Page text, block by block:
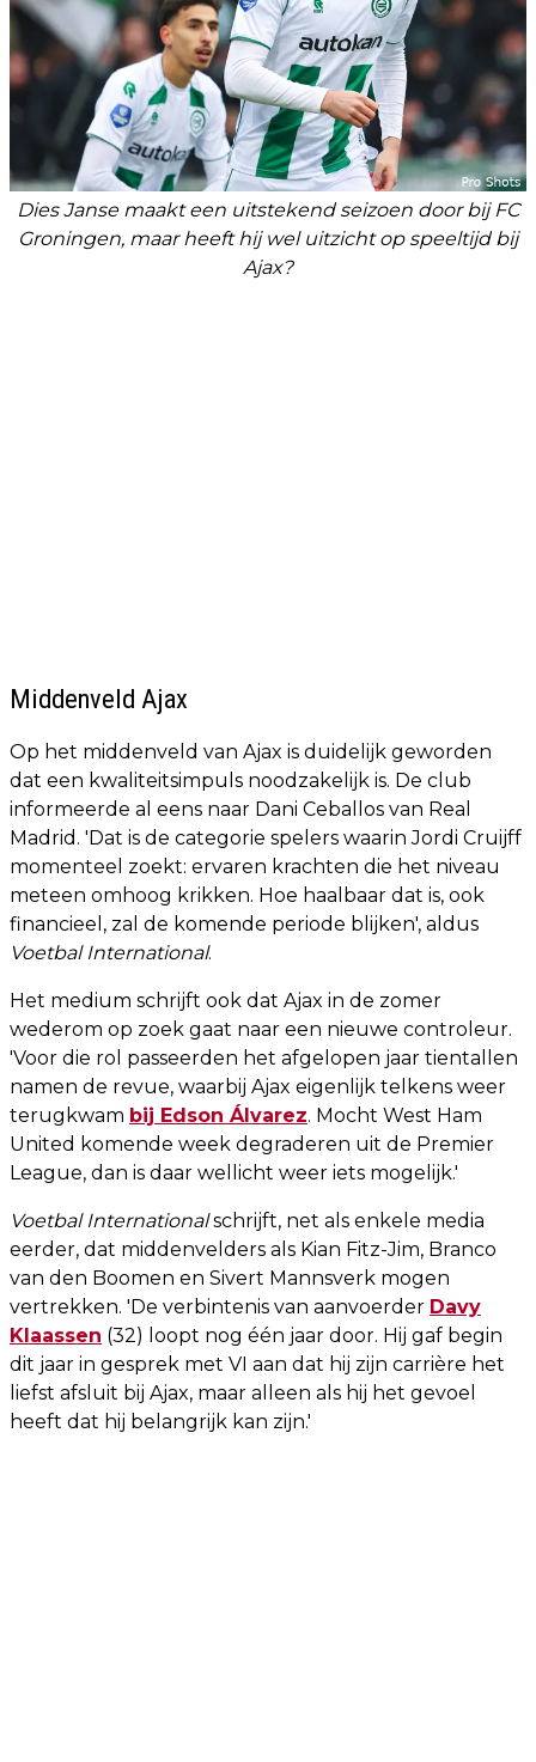
Dies Janse maakt een uitstekend seizoen door bij FC
Groningen, maar heeft hij wel uitzicht op speeltijd bij
Ajax?
Middenveld Ajax
Op het middenveld van Ajax is duidelijk geworden
dat een kwaliteitsimpuls noodzakelijk is. De club
informeerde al eens naar Dani Ceballos van Real
Madrid. 'Dat is de categorie spelers waarin Jordi Cruijff
momenteel zoekt: ervaren krachten die het niveau
meteen omhoog krikken. Hoe haalbaar dat is, ook
financieel, zal de komende periode blijken', aldus
Voetbal International.
Het medium schrijft ook dat Ajax in de zomer
wederom op zoek gaat naar een nieuwe controleur.
'Voor die rol passeerden het afgelopen jaar tientallen
namen de revue, waarbij Ajax eigenlijk telkens weer
terugkwam bij Edson Álvarez. Mocht West Ham
United komende week degraderen uit de Premier
League, dan is daar wellicht weer iets mogelijk.'
Voetbal Internationalschrijft, net als enkele media
eerder, dat middenvelders als Kian Fitz-Jim, Branco
van den Boomen en Sivert Mannsverk mogen
vertrekken. 'De verbintenis van aanvoerder Davy
Klaassen (32) loopt nog één jaar door. Hij gaf begin
dit jaar in gesprek met VI aan dat hij zijn carrière het
liefst afsluit bij Ajax, maar alleen als hij het gevoel
heeft dat hij belangrijk kan zijn.'